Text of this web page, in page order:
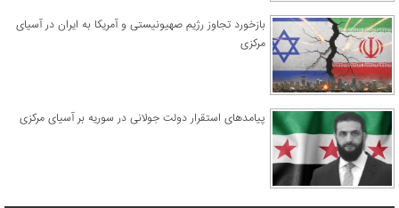
​بازخورد تجاوز رژیم صهیونیستی و آمریکا به ایران در آسیای
مرکزی
پیامدهای استقرار دولت جولانی در سوریه بر آسیای مرکزی